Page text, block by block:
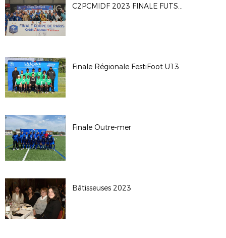
C2PCMIDF 2023 FINALE FUTSAL H
Finale Régionale FestiFoot U13
Finale Outre-mer
Bâtisseuses 2023